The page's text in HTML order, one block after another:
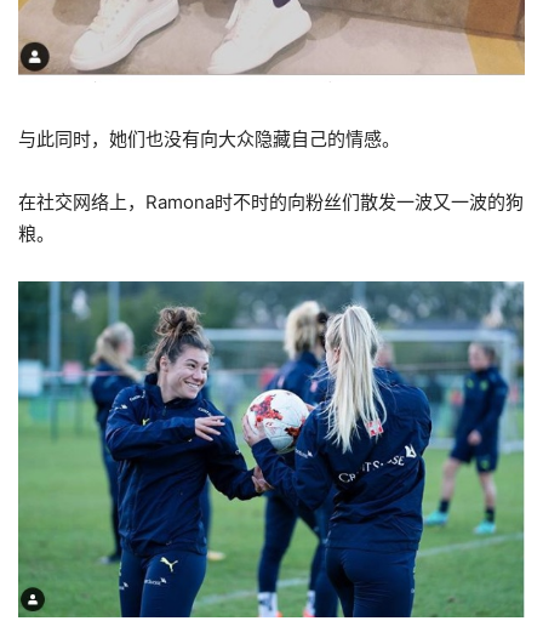
与此同时，她们也没有向大众隐藏自己的情感。
在社交网络上，Ramona时不时的向粉丝们散发一波又一波的狗
粮。